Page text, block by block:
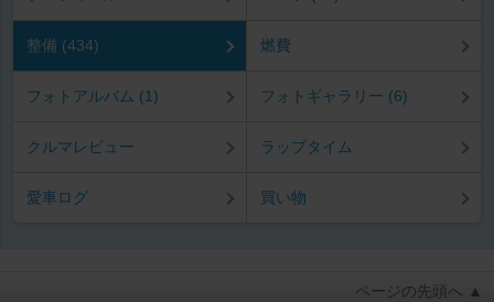
整備 (434) 燃費
フォトアルバム (1) フォトギャラリー (6)
クルマレビュー ラップタイム
愛車ログ 買い物
ページの先頭へ ▲